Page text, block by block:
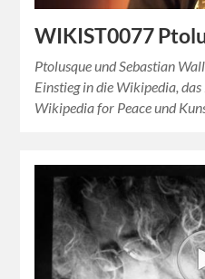
WIKIST0077
Ptolusque und Sebastian
Einstieg in die Wikipedia,
Wikipedia for Peace und